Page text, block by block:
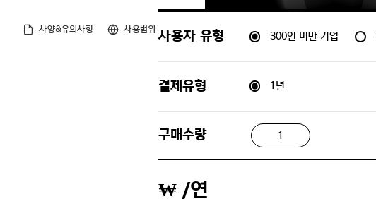
사양&유의사항 사용범위
사용자 유형 300인 미만 기업
결제유형 1년
구매수량
₩ /연